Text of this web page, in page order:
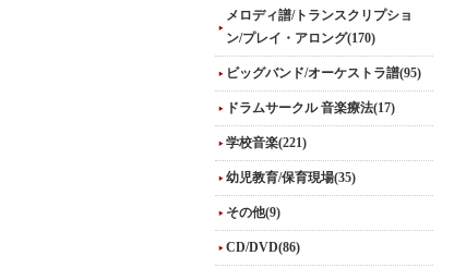
メロディ譜/トランスクリプショ
ン/プレイ・アロング(170)
ビッグバンド/オーケストラ譜(95)
ドラムサークル 音楽療法(17)
学校音楽(221)
幼児教育/保育現場(35)
その他(9)
CD/DVD(86)